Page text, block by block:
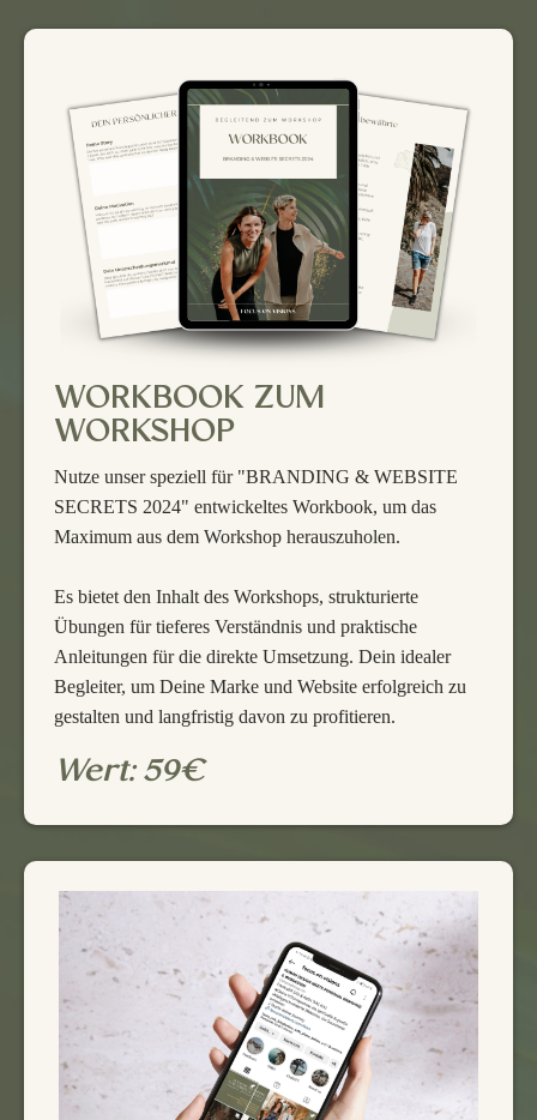
WORKBOOK ZUM
WORKSHOP
Nutze unser speziell für "BRANDING & WEBSITE
SECRETS 2024" entwickeltes Workbook, um das
Maximum aus dem Workshop herauszuholen.
Es bietet den Inhalt des Workshops, strukturierte
Übungen für tieferes Verständnis und praktische
Anleitungen für die direkte Umsetzung. Dein idealer
Begleiter, um Deine Marke und Website erfolgreich zu
gestalten und langfristig davon zu profitieren.
Wert: 59€